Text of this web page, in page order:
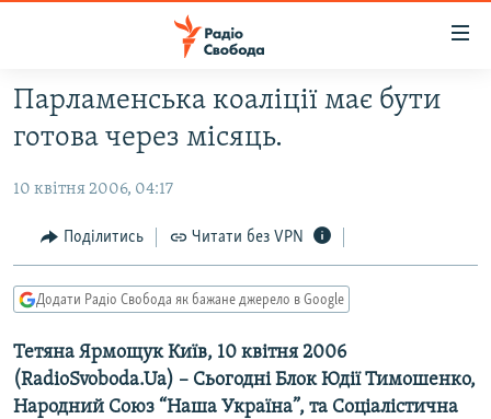
Перейти
до
основного
Перейти
основної
Перейти
пошуку
РАДІО СВОБОДА – 70 РОКІВ
СТАТТІ
ПОЛІТИКА
СУСПІЛЬСТВО
КУЛЬТУРА
ВІЙНА
ДОНБАС.РЕАЛІЇ
КРИМ.РЕАЛІЇ
ТИ ЯК?
Парламенська коаліції має бути
готова через місяць.
10 квітня 2006, 04:17
Поділитись Читати без VPN
Додати Радіо Свобода як бажане джерело в Google
Тетяна Ярмощук Київ, 10 квітня 2006
(RadioSvoboda.Ua) – Cьогодні Блок Юдії Тимошенко,
Народний Союз “Наша Україна”, та Соціалістична